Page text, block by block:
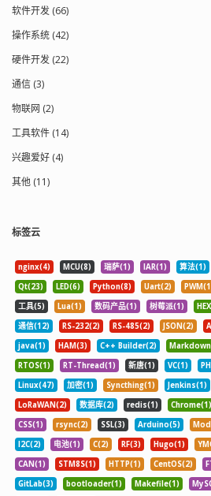
软件开发 (66)
操作系统 (42)
硬件开发 (22)
通信 (3)
物联网 (2)
工具软件 (14)
兴趣爱好 (4)
其他 (11)
标签云
nginx(4) MCU(8) 瑞萨(1) IAR(1) 算法(1)
Qt(23)
LED(6) Python(8) Uart(2)
工具(5)
Lua(1) 数码产品(1) 树莓派(1)
通信(12)
RS-232(2) RS-485(2) JSON(2)
java(1)
HAM(3) C++ Builder(2)
RTOS(1)
RT-Thread(1) 新唐(1) VC(1)
Linux(47)
加密(1) Syncthing(1) Jenkins(1)
LoRaWAN(2)
数据库(2) redis(1) Chrome(1)
CSS(1)
rsync(2) SSL(3) Arduino(5)
I2C(2)
电池(1) C(2) RF(3) Hugo(1)
CAN(1)
STM8S(1) HTTP(1) CentOS(2)
GitLab(3)
bootloader(1) Makefile(1)